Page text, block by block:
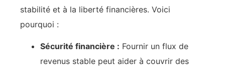
stabilité et à la liberté financières. Voici
pourquoi :
Sécurité financière : Fournir un flux de
revenus stable peut aider à couvrir des